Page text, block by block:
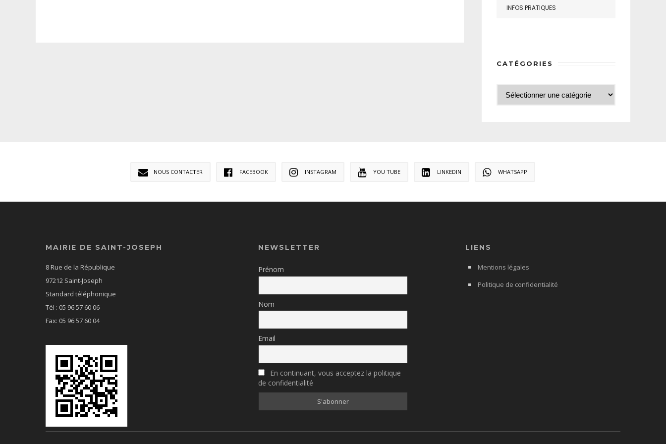
INFOS PRATIQUES
CATÉGORIES
NOUS CONTACTER FACEBOOK INSTAGRAM YOU TUBE LINKEDIN WHATSAPP
MAIRIE DE SAINT-JOSEPH
8 Rue de la République
97212 Saint-Joseph
Standard téléphonique
Tél : 05 96 57 60 06
Fax: 05 96 57 60 04
NEWSLETTER
Prénom
Nom
Email
En continuant, vous acceptez la politique
de confidentialité
LIENS
Mentions légales
Politique de confidentialité